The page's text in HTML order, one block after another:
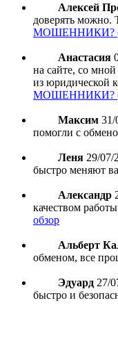
Алексей
доверять можно.
МОШЕННИКИ?
Анастасия
на сайте, со
из
МОШЕННИКИ?
Максим 31/
помогли с
Леня 29/07/
быстро меняют
Александр
качеством
обзор
Альберт
обменом, все
Эдуард 27/
быстро и